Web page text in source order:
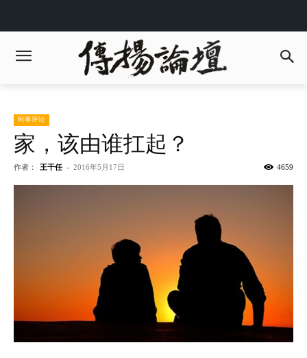
时事评论
家，该由谁扛起？
作者： 王干任 - 2016年5月17日 4659